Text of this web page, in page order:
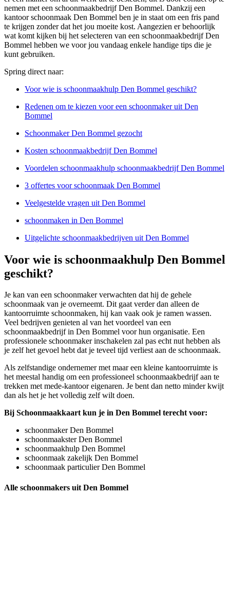
nemen met een schoonmaakbedrijf Den Bommel. Dankzij een
kantoor schoonmaak Den Bommel ben je in staat om een fris pand
te krijgen zonder dat het jou moeite kost. Aangezien er behoorlijk
wat komt kijken bij het selecteren van een schoonmaakbedrijf Den
Bommel hebben we voor jou vandaag enkele handige tips die je
kunt gebruiken.
Spring direct naar:
Voor wie is schoonmaakhulp Den Bommel geschikt?
Redenen om te kiezen voor een schoonmaker uit Den
Bommel
Schoonmaker Den Bommel gezocht
Kosten schoonmaakbedrijf Den Bommel
Voordelen schoonmaakhulp schoonmaakbedrijf Den Bommel
3 offertes voor schoonmaak Den Bommel
Veelgestelde vragen uit Den Bommel
schoonmaken in Den Bommel
Uitgelichte schoonmaakbedrijven uit Den Bommel
Voor wie is schoonmaakhulp Den Bommel
geschikt?
Je kan van een schoonmaker verwachten dat hij de gehele
schoonmaak van je overneemt. Dit gaat verder dan alleen de
kantoorruimte schoonmaken, hij kan vaak ook je ramen wassen.
Veel bedrijven genieten al van het voordeel van een
schoonmaakbedrijf in Den Bommel voor hun organisatie. Een
professionele schoonmaker inschakelen zal pas echt nut hebben als
je zelf het gevoel hebt dat je teveel tijd verliest aan de schoonmaak.
Als zelfstandige ondernemer met maar een kleine kantoorruimte is
het meestal handig om een professioneel schoonmaakbedrijf aan te
trekken met mede-kantoor eigenaren. Je bent dan netto minder kwijt
dan als het je het volledig zelf wilt doen.
Bij Schoonmaakkaart kun je in Den Bommel terecht voor:
schoonmaker Den Bommel
schoonmaakster Den Bommel
schoonmaakhulp Den Bommel
schoonmaak zakelijk Den Bommel
schoonmaak particulier Den Bommel
Alle schoonmakers uit Den Bommel